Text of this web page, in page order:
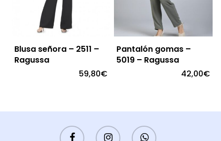
Blusa señora – 2511 –
Ragussa
59,80€
Pantalón gomas –
5019 – Ragussa
42,00€